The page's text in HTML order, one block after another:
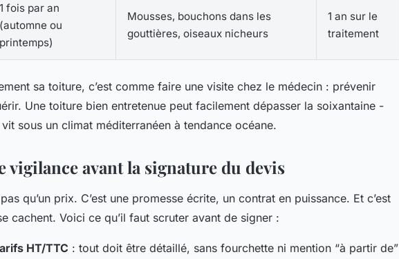
1 fois par an
(automne ou
printemps)
Mousses, bouchons dans les
gouttières, oiseaux nicheurs
1 an sur le
traitement
sa toiture, c’est comme faire une visite chez le médecin : prévenir
Une toiture bien entretenue peut facilement dépasser la soixantaine -
sous un climat méditerranéen à tendance océane.
vigilance avant la signature du devis
qu’un prix. C’est une promesse écrite, un contrat en puissance. Et c’est
cachent. Voici ce qu’il faut scruter avant de signer :
HT/TTC : tout doit être détaillé, sans fourchette ni mention “à partir de”